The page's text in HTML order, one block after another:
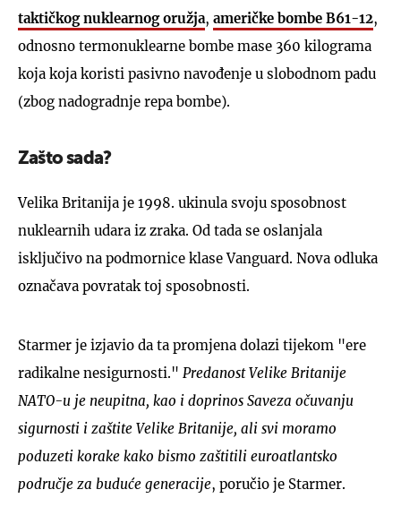
taktičkog nuklearnog oružja, američke bombe B61-12,
odnosno termonuklearne bombe mase 360 kilograma
koja koja koristi pasivno navođenje u slobodnom padu
(zbog nadogradnje repa bombe).
Zašto sada?
Velika Britanija je 1998. ukinula svoju sposobnost
nuklearnih udara iz zraka. Od tada se oslanjala
isključivo na podmornice klase Vanguard. Nova odluka
označava povratak toj sposobnosti.
Starmer je izjavio da ta promjena dolazi tijekom "ere
radikalne nesigurnosti." Predanost Velike Britanije
NATO-u je neupitna, kao i doprinos Saveza očuvanju
sigurnosti i zaštite Velike Britanije, ali svi moramo
poduzeti korake kako bismo zaštitili euroatlantsko
područje za buduće generacije, poručio je Starmer.